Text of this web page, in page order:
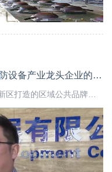
高新优品赋能发展｜本安科技：消防设备产业龙头企业的质量追求